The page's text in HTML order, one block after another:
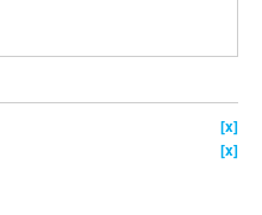
[x]
[x]